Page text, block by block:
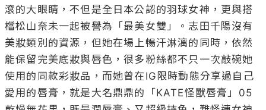
滾的大眼睛，不但是全日本公認的羽球女神，更與搭
檔松山奈未一起被譽為「最美女雙」。志田千陽沒有
美妝類別的資源，但她在場上暢汗淋漓的同時，依然
能保留完美底妝與唇色，很多粉絲都不只一次敲碗她
使用的同款彩妝品，而她曾在IG限時動態分享過自己
愛用的唇膏，就是大名鼎鼎的「KATE怪獸唇膏」05